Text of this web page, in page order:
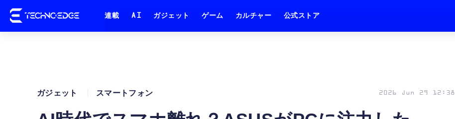
連載 AI ガジェット ゲーム カルチャー 公式ストア
ガジェット スマートフォン 2026 Jun 29 12:38